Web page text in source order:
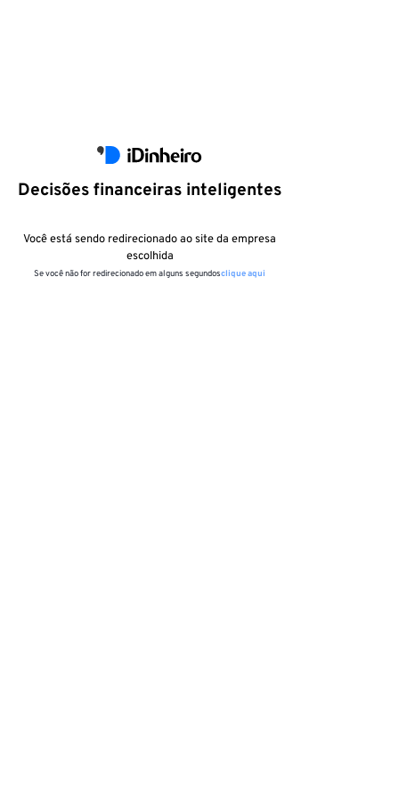
Decisões financeiras inteligentes
Você está sendo redirecionado ao site da empresa
escolhida
Se você não for redirecionado em alguns segundosclique aqui